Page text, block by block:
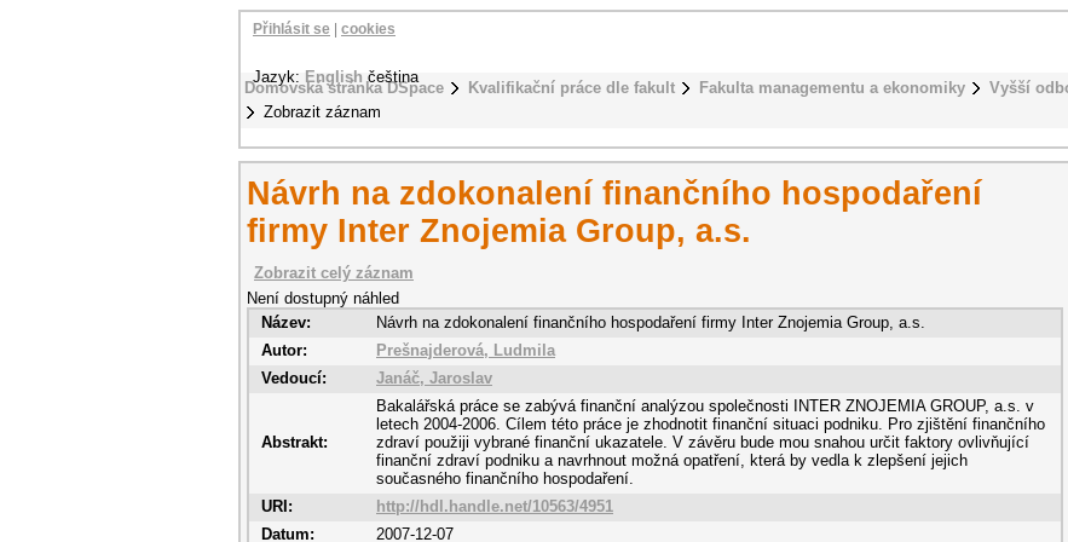
Domovská stránka DSpace Kvalifikační práce dle fakult Fakulta managementu a ekonomiky Vyšší
Zobrazit záznam
Přihlásit se cookies
Jazyk: English čeština
Návrh na zdokonalení finančního hospodaření
firmy Inter Znojemia Group, a.s.
Zobrazit celý záznam
Není dostupný náhled
Název:
Návrh na zdokonalení finančního hospodaření firmy Inter Znojemia Group, a.s.
Autor:
Prešnajderová, Ludmila
Vedoucí:
Janáč, Jaroslav
Abstrakt:
Bakalářská práce se zabývá finanční analýzou společnosti INTER ZNOJEMIA GROUP, a.s. v
letech 2004-2006. Cílem této práce je zhodnotit finanční situaci podniku. Pro zjištění finančního
zdraví použiji vybrané finanční ukazatele. V závěru bude mou snahou určit faktory ovlivňující
finanční zdraví podniku a navrhnout možná opatření, která by vedla k zlepšení jejich
současného finančního hospodaření.
URI:
http://hdl.handle.net/10563/4951
Datum:
2007-12-07